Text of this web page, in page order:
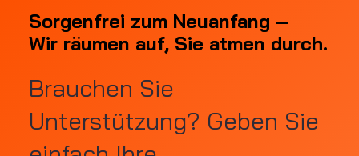
Sorgenfrei zum Neuanfang –
Wir räumen auf, Sie atmen durch.
Sorgenfrei zum Neuanfang –
Wir räumen auf, Sie atmen durch.
Brauchen Sie
Unterstützung? Geben Sie